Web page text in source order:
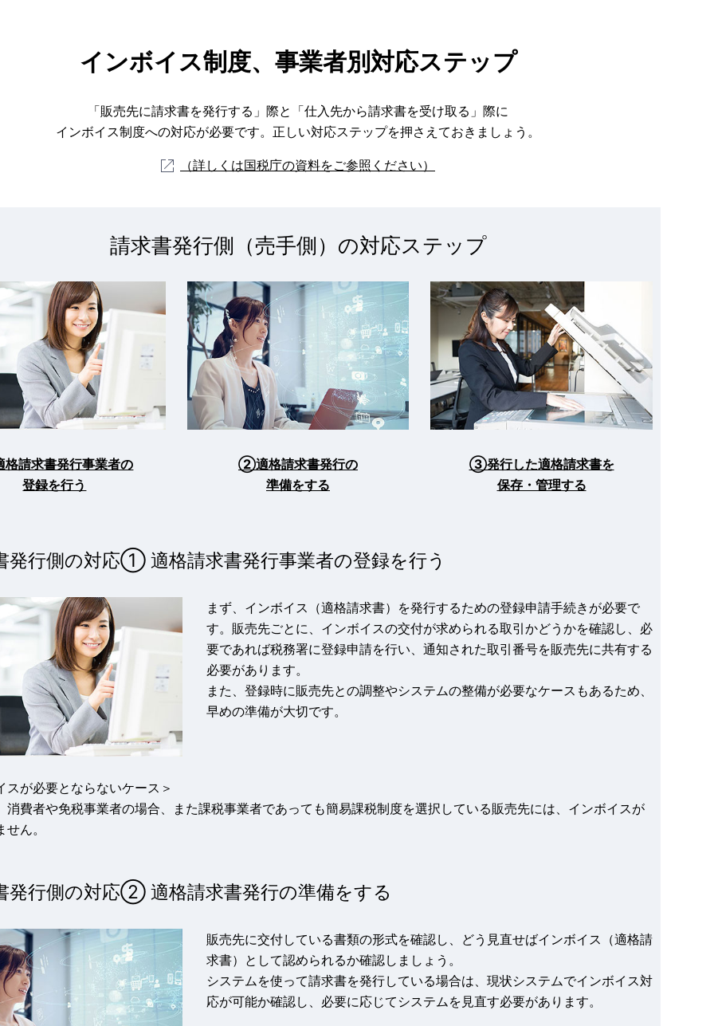
インボイス制度、事業者別対応ステップ
「販売先に請求書を発行する」際と「仕入先から請求書を受け取る」際に
インボイス制度への対応が必要です。正しい対応ステップを押さえておきましょう。
（詳しくは国税庁の資料をご参照ください）
請求書発行側（売手側）の対応ステップ
請求書発行事業者の
登録を行う
②適格請求書発行の
準備をする
③発行した適格請求書を
保存・管理する
発行側の対応① 適格請求書発行事業者の登録を行う
まず、インボイス（適格請求書）を発行するための登録申請手続きが必要で
す。販売先ごとに、インボイスの交付が求められる取引かどうかを確認し、必
要であれば税務署に登録申請を行い、通知された取引番号を販売先に共有する
必要があります。
また、登録時に販売先との調整やシステムの整備が必要なケースもあるため、
早めの準備が大切です。
スが必要とならないケース＞
消費者や免税事業者の場合、また課税事業者であっても簡易課税制度を選択している販売先には、インボイスが
ん。
発行側の対応② 適格請求書発行の準備をする
販売先に交付している書類の形式を確認し、どう見直せばインボイス（適格請
求書）として認められるか確認しましょう。
システムを使って請求書を発行している場合は、現状システムでインボイス対
応が可能か確認し、必要に応じてシステムを見直す必要があります。